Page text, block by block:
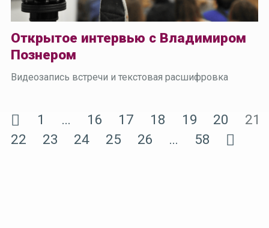
Открытое интервью с Владимиром
Познером
Видеозапись встречи и текстовая расшифровка
1 … 16 17 18 19 20
21
22
23 24 25 26 … 58